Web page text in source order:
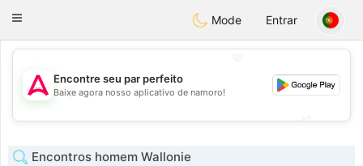
Tantôt
Toggle
Mode Entrar
💖
💕
Encontre seu par perfeito
Baixe agora nosso aplicativo de namoro!
Encontros homem Wallonie